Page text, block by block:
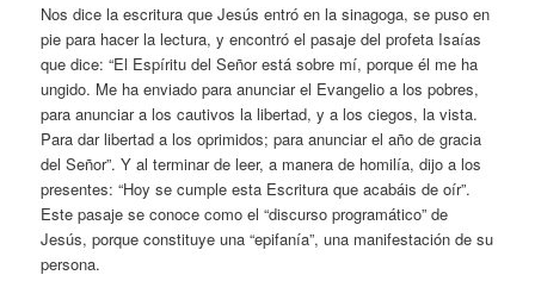
Nos dice la escritura que Jesús entró en la sinagoga, se puso en
pie para hacer la lectura, y encontró el pasaje del profeta Isaías
que dice: “El Espíritu del Señor está sobre mí, porque él me ha
ungido. Me ha enviado para anunciar el Evangelio a los pobres,
para anunciar a los cautivos la libertad, y a los ciegos, la vista.
Para dar libertad a los oprimidos; para anunciar el año de gracia
del Señor”. Y al terminar de leer, a manera de homilía, dijo a los
presentes: “Hoy se cumple esta Escritura que acabáis de oír”.
Este pasaje se conoce como el “discurso programático” de
Jesús, porque constituye una “epifanía”, una manifestación de su
persona.